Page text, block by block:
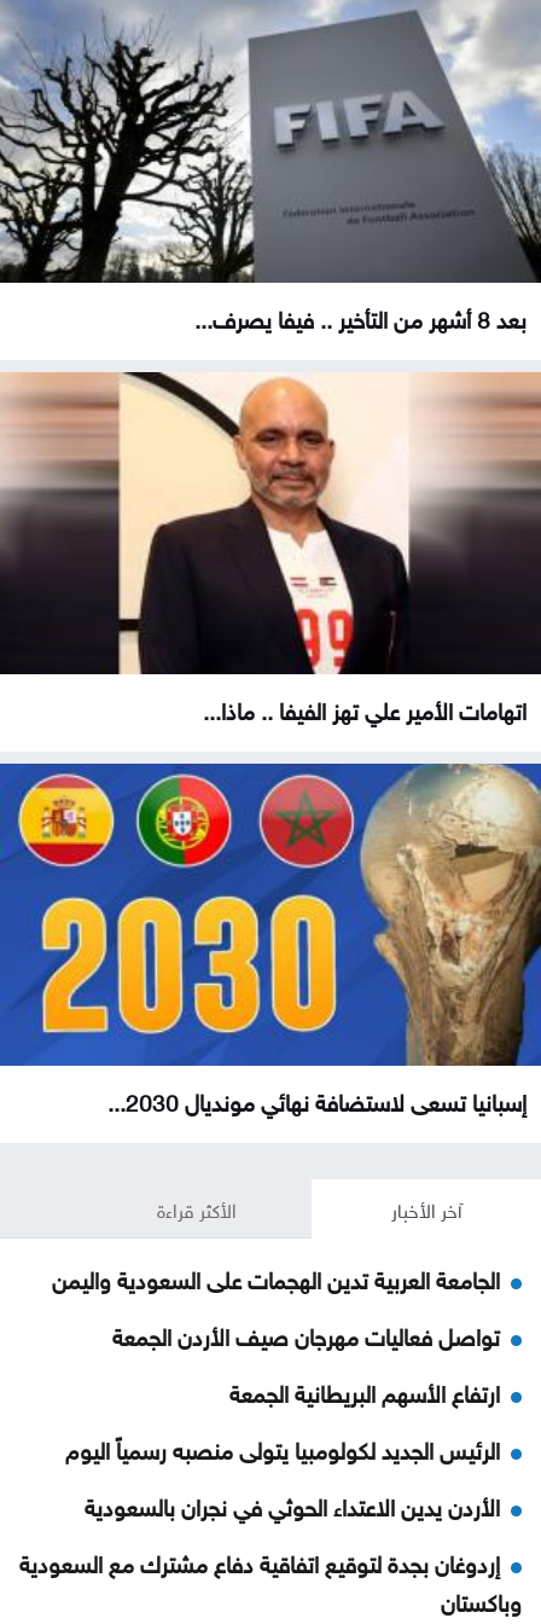
بعد 8 أشهر من التأخير .. فيفا يصرف...
اتهامات الأمير علي تهز الفيفا .. ماذا...
إسبانيا تسعى لاستضافة نهائي مونديال 2030...
آخر الأخبار الأكثر قراءة
الجامعة العربية تدين الهجمات على السعودية واليمن
تواصل فعاليات مهرجان صيف الأردن الجمعة
ارتفاع الأسهم البريطانية الجمعة
الرئيس الجديد لكولومبيا يتولى منصبه رسمياً اليوم
الأردن يدين الاعتداء الحوثي في نجران بالسعودية
إردوغان بجدة لتوقيع اتفاقية دفاع مشترك مع السعودية
وباكستان